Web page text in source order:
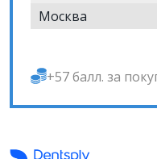
Москва
+57 балл. за